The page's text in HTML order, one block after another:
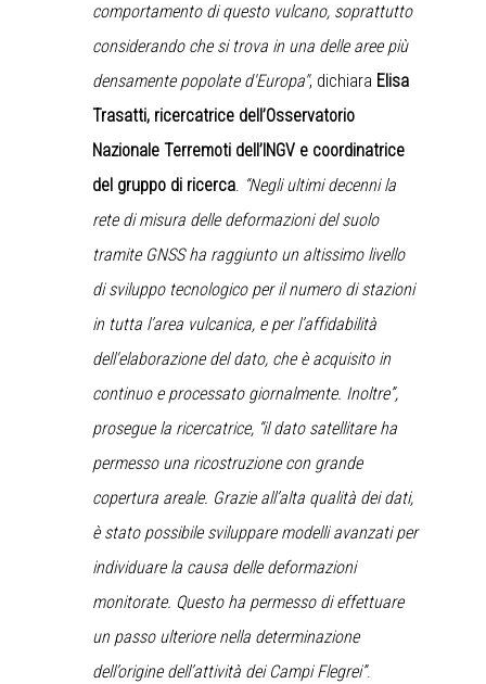
comportamento di questo vulcano, soprattutto
considerando che si trova in una delle aree più
densamente popolate d'Europa", dichiara Elisa
Trasatti, ricercatrice dell’Osservatorio
Nazionale Terremoti dell’INGV e coordinatrice
del gruppo di ricerca. “Negli ultimi decenni la
rete di misura delle deformazioni del suolo
tramite GNSS ha raggiunto un altissimo livello
di sviluppo tecnologico per il numero di stazioni
in tutta l’area vulcanica, e per l’affidabilità
dell'elaborazione del dato, che è acquisito in
continuo e processato giornalmente. Inoltre”,
prosegue la ricercatrice, “il dato satellitare ha
permesso una ricostruzione con grande
copertura areale. Grazie all’alta qualità dei dati,
è stato possibile sviluppare modelli avanzati per
individuare la causa delle deformazioni
monitorate. Questo ha permesso di effettuare
un passo ulteriore nella determinazione
dell’origine dell’attività dei Campi Flegrei”.